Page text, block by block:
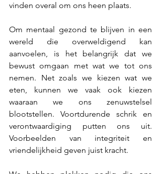
vinden overal om ons heen plaats.
Om mentaal gezond te blijven in een
wereld die overweldigend kan
aanvoelen, is het belangrijk dat we
bewust omgaan met wat we tot ons
nemen. Net zoals we kiezen wat we
eten, kunnen we vaak ook kiezen
waaraan we ons zenuwstelsel
blootstellen. Voortdurende schrik en
verontwaardiging putten ons uit.
Voorbeelden van integriteit en
vriendelijkheid geven juist kracht.